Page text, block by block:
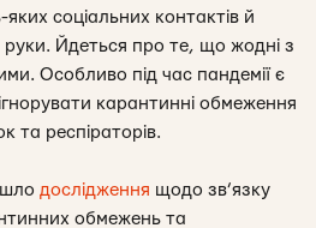
соціальних контактів й
руки. Йдеться про те, що жодні з
Особливо під час пандемії є
карантинні обмеження
та респіраторів.
дослідження щодо зв’язку
обмежень та